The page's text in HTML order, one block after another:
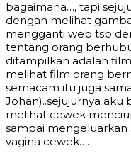
bagaimana…, tapi
dengan melihat
mengganti web tsb
tentang orang
ditampilkan adalah
melihat film orang
semacam itu juga
Johan)..sejujurnya
melihat cewek
sampai mengeluarkan
vagina cewek….